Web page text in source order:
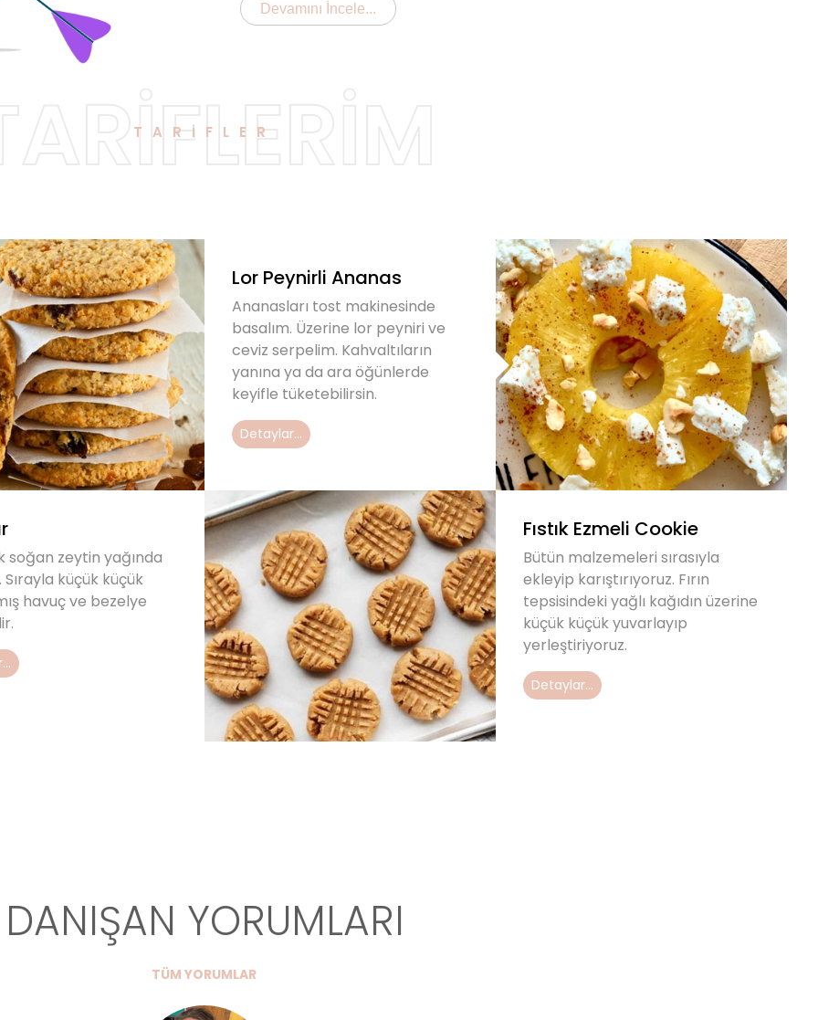
Devamını İncele...
TARİFLERİM
TARİFLER
Lor Peynirli Ananas
Ananasları tost makinesinde
basalım. Üzerine lor peyniri ve
ceviz serpelim. Kahvaltıların
yanına ya da ara öğünlerde
keyifle tüketebilirsin.
Detaylar...
soğan zeytin yağında
küçük küçük
havuç ve bezelye
Fıstık Ezmeli Cookie
Bütün malzemeleri sırasıyla
ekleyip karıştırıyoruz. Fırın
tepsisindeki yağlı kağıdın üzerine
küçük küçük yuvarlayıp
yerleştiriyoruz.
Detaylar...
DANIŞAN YORUMLARI
TÜM YORUMLAR